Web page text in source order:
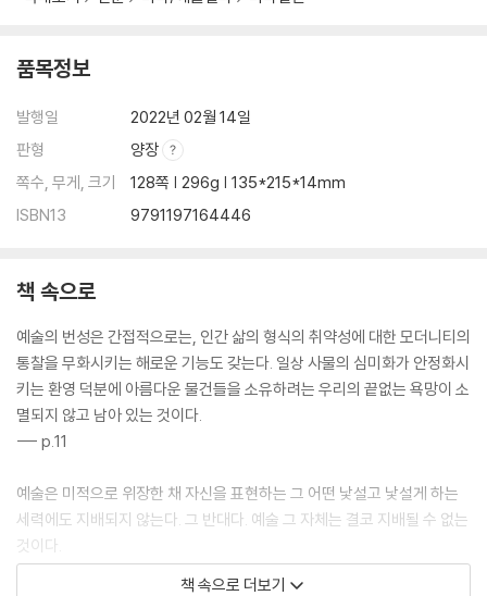
품목정보
발행일
2022년 02월 14일
판형
양장
쪽수, 무게, 크기
128쪽 | 296g | 135*215*14mm
ISBN13
9791197164446
책 속으로
예술의 번성은 간접적으로는, 인간 삶의 형식의 취약성에 대한 모더니티의
통찰을 무화시키는 해로운 기능도 갖는다. 일상 사물의 심미화가 안정화시
키는 환영 덕분에 아름다운 물건들을 소유하려는 우리의 끝없는 욕망이 소
멸되지 않고 남아 있는 것이다.
--- p.11
예술은 미적으로 위장한 채 자신을 표현하는 그 어떤 낯설고 낯설게 하는
세력에도 지배되지 않는다. 그 반대다. 예술 그 자체는 결코 지배될 수 없는
것이다.
--- p.14
책 속으로 더보기